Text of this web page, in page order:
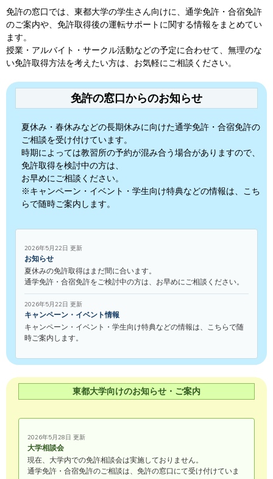
免許の窓口では、 東都大学の学生さん向けに、通学免許・合宿免許
のご案内や、免許取得後の運転サポートに関する情報をまとめてい
ます。
授業・アルバイト・サークル活動などの予定に合わせて、無理のな
い免許取得方法を考えたい方は、お気軽にご相談ください。
免許の窓口からのお知らせ
夏休み・春休みなどの長期休みに向けた通学免許・合宿免許の
ご相談を受け付けています。
時期によっては教習所の予約が混み合う場合がありますので、
免許取得を検討中の方は、
お早めにご相談ください。
※キャンペーン・イベント・学生向け特典などの情報は、こち
らで随時ご案内します。
2026年5月22日 更新
お知らせ
夏休みの免許取得はまだ間に合います。
通学免許・合宿免許をご検討中の方は、お早めにご相談ください。
2026年5月22日 更新
キャンペーン・イベント情報
キャンペーン・イベント・学生向け特典などの情報は、こちらで随
時ご案内します。
東都大学向けのお知らせ・ご案内
2026年5月28日 更新
大学相談会
現在、大学内での免許相談会は実施しておりません。
通学免許・合宿免許のご相談は、免許の窓口にて受け付けていま